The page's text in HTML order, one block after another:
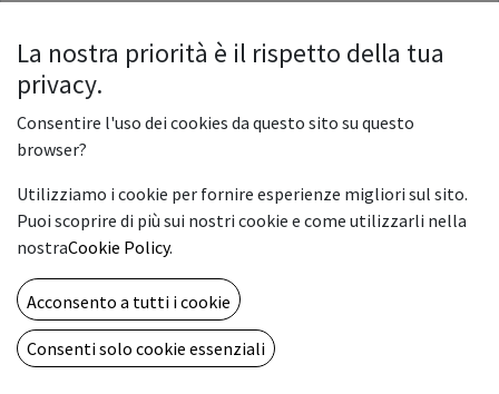
uffici.
Il processo di innovazione e
sperimentazione è continuo: Antonello e
Alfredo, i figli, seguono il mercato con
per le esigenze dei clienti.
Ma non è solo la vendita che conta. Ogni
cliente è seguito nel processo d'acquisto
e nel post grazie ai servizi di assistenza e
consulenza sempre attivi e veloci.
La nostra priorità è il rispetto della tua
privacy.
Consentire l'uso dei cookies da questo sito su questo
browser?
Utilizziamo i cookie per fornire esperienze migliori sul sito.
Puoi scoprire di più sui nostri cookie e come utilizzarli nella
nostraCookie Policy.
Acconsento a tutti i cookie
Consenti solo cookie essenziali